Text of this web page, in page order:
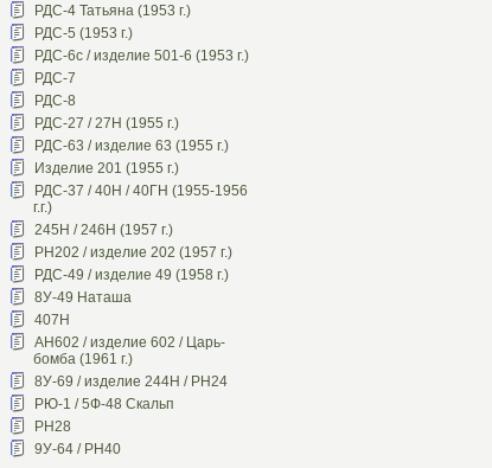
РДС-4 Татьяна (1953 г.)
РДС-5 (1953 г.)
РДС-6с / изделие 501-6 (1953 г.)
РДС-7
РДС-8
РДС-27 / 27Н (1955 г.)
РДС-63 / изделие 63 (1955 г.)
Изделие 201 (1955 г.)
РДС-37 / 40Н / 40ГН (1955-1956
г.г.)
245Н / 246Н (1957 г.)
РН202 / изделие 202 (1957 г.)
РДС-49 / изделие 49 (1958 г.)
8У-49 Наташа
407Н
АН602 / изделие 602 / Царь-
бомба (1961 г.)
8У-69 / изделие 244Н / РН24
РЮ-1 / 5Ф-48 Скальп
РН28
9У-64 / РН40